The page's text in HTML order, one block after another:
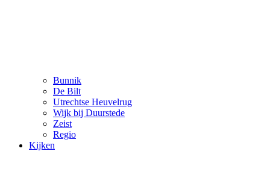
Bunnik
De Bilt
Utrechtse Heuvelrug
Wijk bij Duurstede
Zeist
Regio
Kijken